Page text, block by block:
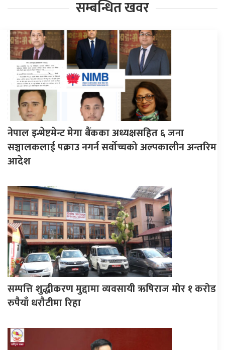
सम्बन्धित खवर
नेपाल इन्भेष्टमेन्ट मेगा बैंकका अध्यक्षसहित ६ जना
सञ्चालकलाई पक्राउ नगर्न सर्वोच्चको अल्पकालीन अन्तरिम
आदेश
सम्पत्ति शुद्धीकरण मुद्दामा व्यवसायी ऋषिराज मोर १ करोड
रुपैयाँ धरौटीमा रिहा